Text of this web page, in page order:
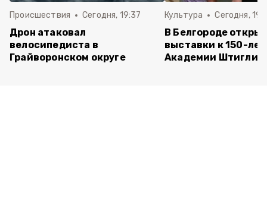
Происшествия Сегодня, 19:37
Дрон атаковал
велосипедиста в
Грайворонском округе
Культура Сегодня,
В Белгороде
выставки к 150-
Академии